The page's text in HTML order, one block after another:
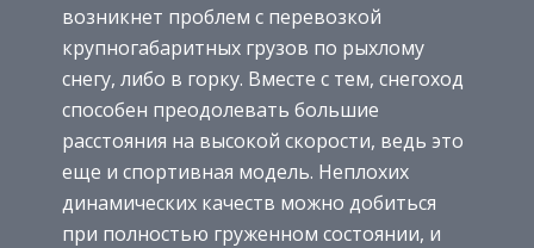
возникнет проблем с перевозкой
крупногабаритных грузов по рыхлому
снегу, либо в горку. Вместе с тем, снегоход
способен преодолевать большие
расстояния на высокой скорости, ведь это
еще и спортивная модель. Неплохих
динамических качеств можно добиться
при полностью груженном состоянии, и